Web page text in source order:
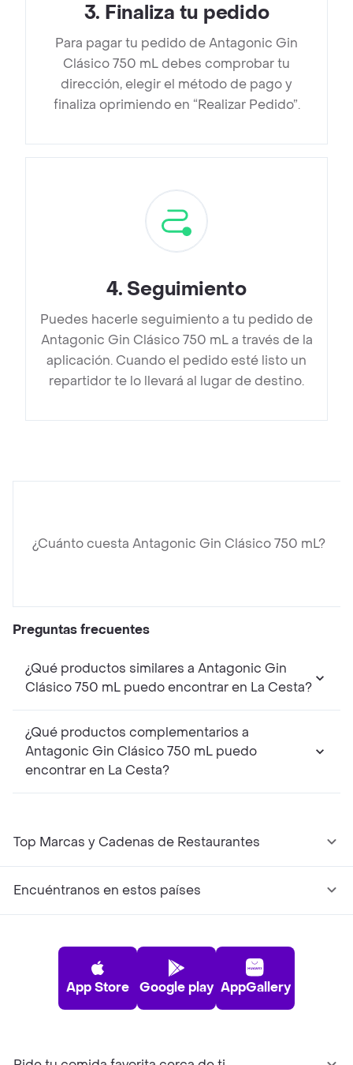
3. Finaliza tu pedido
Para pagar tu pedido de Antagonic Gin
Clásico 750 mL debes comprobar tu
dirección, elegir el método de pago y
finaliza oprimiendo en “Realizar Pedido”.
4. Seguimiento
Puedes hacerle seguimiento a tu pedido de
Antagonic Gin Clásico 750 mL a través de la
aplicación. Cuando el pedido esté listo un
repartidor te lo llevará al lugar de destino.
¿Cuánto cuesta Antagonic Gin Clásico 750 mL?
Preguntas frecuentes
¿Qué productos similares a Antagonic Gin
Clásico 750 mL puedo encontrar en La Cesta?
¿Qué productos complementarios a
Antagonic Gin Clásico 750 mL puedo
encontrar en La Cesta?
Top Marcas y Cadenas de Restaurantes
Encuéntranos en estos países
App Store Google play AppGallery